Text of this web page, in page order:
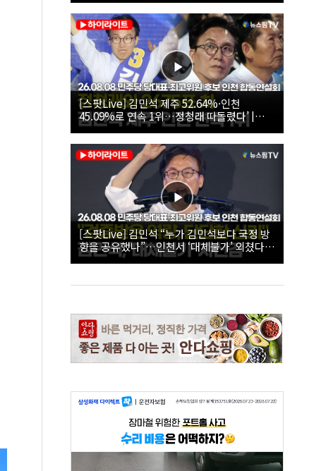
보 인천 합동연설회
[스팟Live] 김민석 제주 52.64%·인천
45.09%로 연속 1위…정청래 따돌렸다’ |
26.08.08 더불어민주당 당대표·최고위원 후
보 인천 합동연설회
[스팟Live] 김민석 “누가 김민석보다 국정 방
향을 공유했나”…인천서 ‘대체불가’ 외쳤다 |
26.08.08 더불어민주당 당대표·최고위원 후